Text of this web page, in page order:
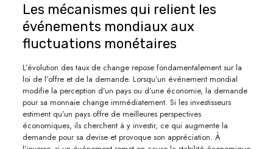
Les mécanismes qui relient les
événements mondiaux aux
fluctuations monétaires
L’évolution des taux de change repose fondamentalement sur la
loi de l’offre et de la demande. Lorsqu’un événement mondial
modifie la perception d’un pays ou d’une économie, la demande
pour sa monnaie change immédiatement. Si les investisseurs
estiment qu’un pays offre de meilleures perspectives
économiques, ils cherchent à y investir, ce qui augmente la
demande pour sa devise et provoque son appréciation. À